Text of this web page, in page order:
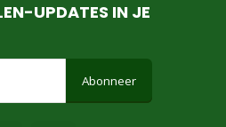
UPDATES IN JE
Abonneer